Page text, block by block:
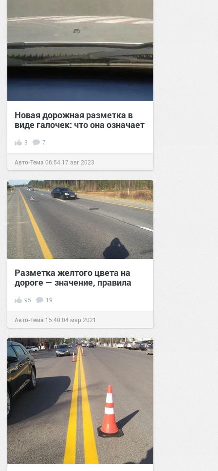
Новая дорожная разметка в
виде галочек: что она означает
3 7
Авто-Тема 06:54 17 авг 2023
Разметка желтого цвета на
дороге — значение, правила
95 19
Авто-Тема 15:40 04 мар 2021